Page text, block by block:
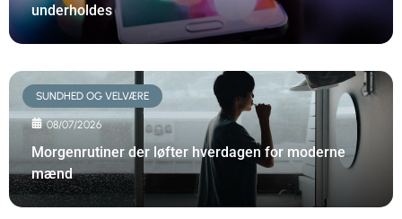
underholdes
SUNDHED OG VELVÆRE
08/07/2026
Morgenrutiner der løfter hverdagen for moderne
mænd